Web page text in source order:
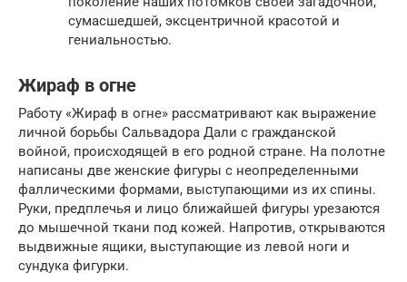
сумасшедшей, эксцентричной красотой и
гениальностью.
Жираф в огне
Работу «Жираф в огне» рассматривают как выражение
личной борьбы Сальвадора Дали с гражданской
войной, происходящей в его родной стране. На полотне
написаны две женские фигуры с неопределенными
фаллическими формами, выступающими из их спины.
Руки, предплечья и лицо ближайшей фигуры урезаются
до мышечной ткани под кожей. Напротив, открываются
выдвижные ящики, выступающие из левой ноги и
сундука фигурки.